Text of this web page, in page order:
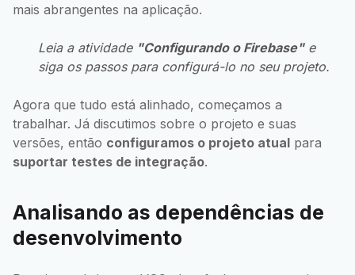
mais abrangentes na aplicação.
Leia a atividade "Configurando o Firebase"e
siga os passos para configurá-lo no seu projeto.
Agora que tudo está alinhado, começamos a
trabalhar. Já discutimos sobre o projeto e suas
versões, então configuramos o projeto atual para
suportar testes de integração.
Analisando as dependências de
desenvolvimento